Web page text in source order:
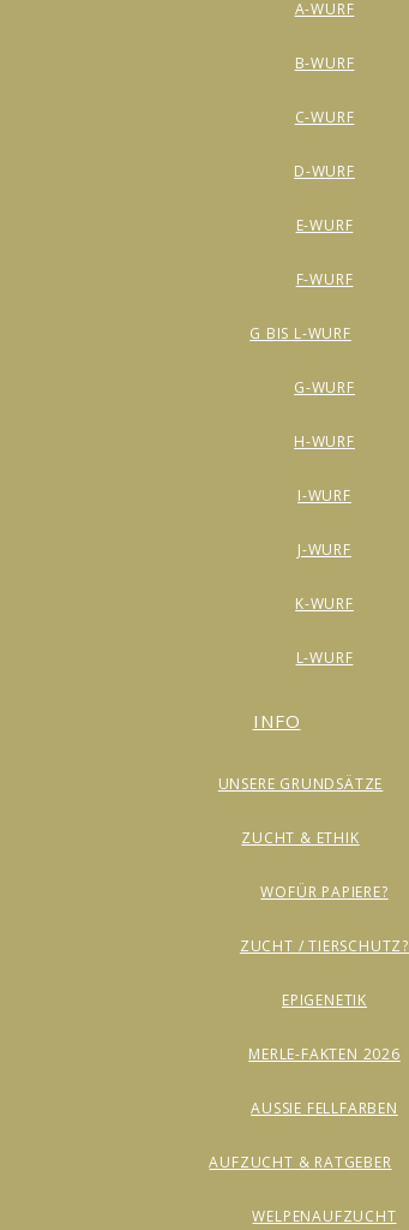
A-WURF
B-WURF
C-WURF
D-WURF
E-WURF
F-WURF
G BIS L-WURF
G-WURF
H-WURF
I-WURF
J-WURF
K-WURF
L-WURF
INFO
UNSERE GRUNDSÄTZE
ZUCHT & ETHIK
WOFÜR PAPIERE?
ZUCHT / TIERSCHUTZ?
EPIGENETIK
MERLE-FAKTEN 2026
AUSSIE FELLFARBEN
AUFZUCHT & RATGEBER
WELPENAUFZUCHT